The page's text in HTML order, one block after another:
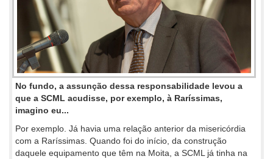
No fundo, a assunção dessa responsabilidade levou a
que a SCML acudisse, por exemplo, à Raríssimas,
imagino eu...
Por exemplo. Já havia uma relação anterior da misericórdia
com a Raríssimas. Quando foi do início, da construção
daquele equipamento que têm na Moita, a SCML já tinha na